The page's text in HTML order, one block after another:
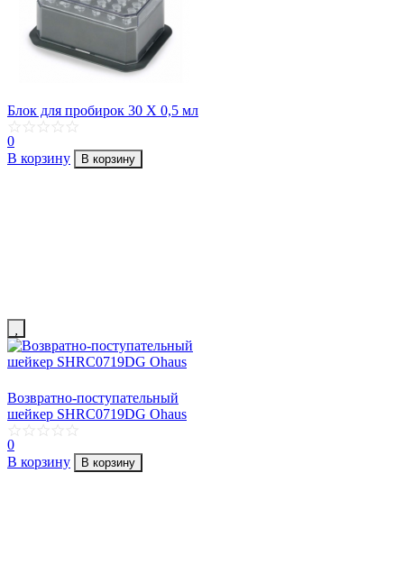
Блок для пробирок 30 X 0,5 мл
0
В корзину
В корзину
Возвратно-поступательный
шейкер SHRC0719DG Ohaus
0
В корзину
В корзину